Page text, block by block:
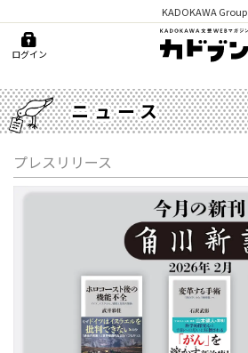
KADOKAWA Group
ログイン
ニュース
プレスリリース